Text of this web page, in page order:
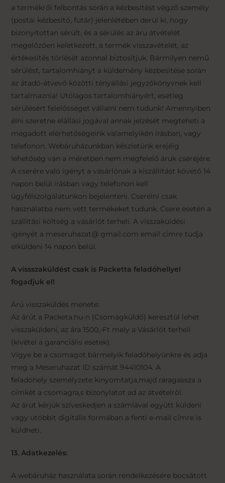
a termékről felbontás során a kézbesítést végző személy
(postai kézbesítő, futár) jelenlétében derül ki, hogy
bizonyítottan sérült, és a sérülés az áru átvételét
megelőzően keletkezett, a termék visszavételét, az
értékesítés törlését azonnal biztosítjuk. Bármilyen nemű
sérülést, tartalomhiányt a küldemény kézbesítése során
az átadó-átvevő közötti tényállási jegyzőkönyvnek kell
tartalmaznia! Utólagos tartalomhiányért, esetleg
sérülésért felelősséget vállalni nem tudunk! Amennyiben
élni szeretne elállási jogával annak jelzését megteheti a
megadott elérhetőségeink valamelyikén írásban, vagy
telefonon. Webáruházunkban készletünk erejéig
lehetőség van a méretben nem megfelelő áruk cseréjére.
A cserére való igényt a vásárlónak a kiszállítást követő 14
napon belül írásban vagy telefonon kell
ügyfélszolgálatunkon bejelenteni. Cserélni csak
használatba nem vett termékeket tudunk. Csere esetén a
szállítási költség a vásárlót terheli. A visszaküldési
igényét a meseruhazat@ gmail.com email címre tudja
elküldeni 14 napon belül.
A vissszaküldést csak is Packetta feladóhellyel
fogadjuk el!
Árú visszaküldés menete:
Az árút a Packeta.hu-n (Csomagküldő) keresztül lehet
visszaküldeni, az ára 1500,-Ft mely a Vásárlót terheli
(kivétel a garanciális esetek).
Vigye be a csomagot bármelyik feladóhelyünkre és adja
meg a Meseruhazat ID számát 94410104. A
feladóhely személyzete kinyomtatja,majd ráragassza a
címkét a csomagra,s bizonylatot ad az átvételről.
Az árut kérjük szíveskedjen a számlával együtt küldeni
vagy utóbbit digitális formában a fenti e-mail címre is
küldheti.
13. Adatkezelés:
A webáruház használata során rendelkezésére bocsátott